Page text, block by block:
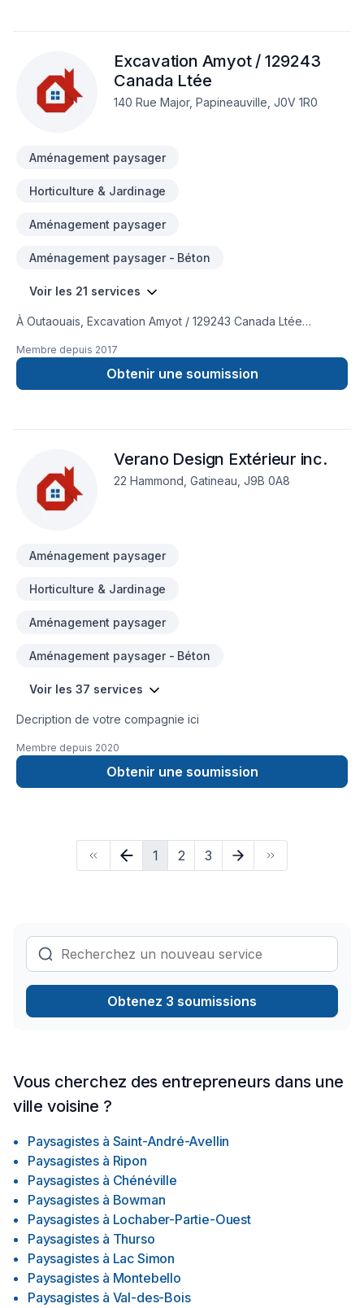
démarrez votre projet en toute confiance. Notre engagement
est simple : offrir un service d'exception, centré sur vos
besoins et vos aspirations.
Excavation Amyot / 129243
Canada Ltée
140 Rue Major, Papineauville, J0V 1R0
Aménagement paysager
Horticulture & Jardinage
Aménagement paysager
Aménagement paysager - Béton
Voir les 21 services
À Outaouais, Excavation Amyot / 129243 Canada Ltée
approche unique dans le domaine de Arbres et haies, Béton,
Clôture, Drain français, Excavation, Horticulture, Irrigation,
Margelle, Muret, Patio, Pavage, Pavé uni, Paysagement,
attentes. Nous sommes impatients de collaborer avec vous
pour concrétiser votre projet.
Membre depuis 2017
Obtenir une soumission
Verano Design Extérieur inc.
22 Hammond, Gatineau, J9B 0A8
Aménagement paysager
Horticulture & Jardinage
Aménagement paysager
Aménagement paysager - Béton
Voir les 37 services
Decription de votre compagnie ici
Membre depuis 2020
Obtenir une soumission
1 2 3
Obtenez 3 soumissions
Vous cherchez des entrepreneurs dans une
ville voisine ?
Paysagistes à Saint-André-Avellin
Paysagistes à Ripon
Paysagistes à Chénéville
Paysagistes à Bowman
Paysagistes à Lochaber-Partie-Ouest
Paysagistes à Thurso
Paysagistes à Lac Simon
Paysagistes à Montebello
Paysagistes à Val-des-Bois